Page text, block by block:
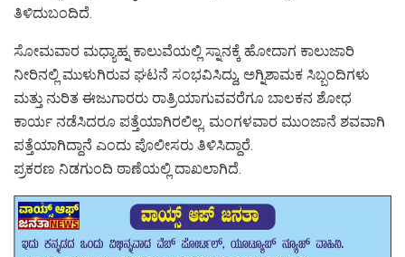
ತಿಳಿದುಬಂದಿದೆ.
ಸೋಮವಾರ ಮಧ್ಯಾಹ್ನ ಕಾಲುವೆಯಲ್ಲಿ ಸ್ನಾನಕ್ಕೆ ಹೋದಾಗ ಕಾಲುಜಾರಿ
ನೀರಿನಲ್ಲಿ ಮುಳುಗಿರುವ ಘಟನೆ ಸಂಭವಿಸಿದ್ದು, ಅಗ್ನಿಶಾಮಕ ಸಿಬ್ಬಂದಿಗಳು
ಮತ್ತು ನುರಿತ ಈಜುಗಾರರು ರಾತ್ರಿಯಾಗುವವರೆಗೂ ಬಾಲಕನ ಶೋಧ
ಕಾರ್ಯ ನಡೆಸಿದರೂ ಪತ್ತೆಯಾಗಿರಲಿಲ್ಲ. ಮಂಗಳವಾರ ಮುಂಜಾನೆ ಶವವಾಗಿ
ಪತ್ತೆಯಾಗಿದ್ದಾನೆ ಎಂದು ಪೊಲೀಸರು ತಿಳಿಸಿದ್ದಾರೆ.
ಪ್ರಕರಣ ನಿಡಗುಂದಿ ಠಾಣೆಯಲ್ಲಿ ದಾಖಲಾಗಿದೆ.